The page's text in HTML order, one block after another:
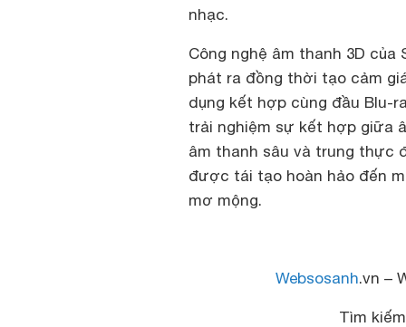
nhạc.
Công nghệ âm thanh 3D
phát ra đồng thời tạo cảm
dụng kết hợp cùng đầu Blu-
trải nghiệm sự kết hợp giữa
âm thanh sâu và trung thực
được tái tạo hoàn hảo đến
mơ mộng.
Websosanh.vn –
Tìm